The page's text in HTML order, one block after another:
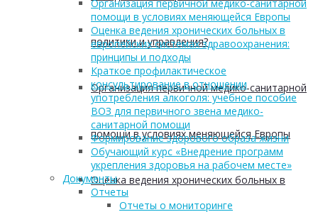
политики и управления?
Организация первичной медико-санитарной
помощи в условиях меняющейся Европы
Оценка ведения хронических больных в
Организация первичной медико-санитарной
помощи в условиях меняющейся Европы
Оценка ведения хронических больных в
европейских системах здравоохранения:
принципы и подходы
Краткое профилактическое
консультирование в отношении
употребления алкоголя: учебное пособие
ВОЗ для первичного звена медико-
санитарной помощи
Формирование здорового образа жизни
Обучающий курс «Внедрение программ
укрепления здоровья на рабочем месте»
Документы
Отчеты
Отчеты о мониторинге